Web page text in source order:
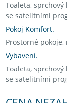
Toaleta, sprchový
se satelitními
Pokoj Komfort.
Prostorné
Vybavení.
Toaleta, sprchový
se satelitními